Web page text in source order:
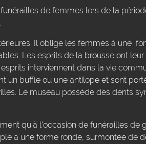
de femmes lors de la
Il oblige les femmes à une
Les esprits de la brousse ont
interviennent dans la vie
un buffle ou une antilope et sont
Le museau possède des dents
qu’à l’occasion de funérailles de
a une forme ronde, surmontée de